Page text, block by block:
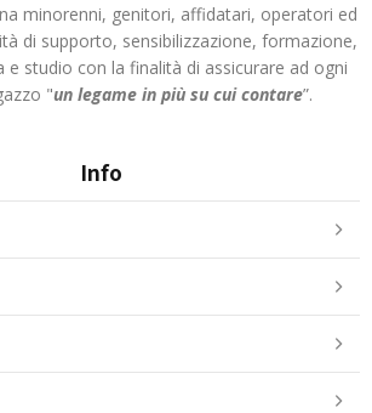
minorenni, genitori, affidatari, operatori ed
di supporto, sensibilizzazione, formazione,
e studio con la finalità di assicurare ad ogni
"un legame in più su cui contare”.
Info